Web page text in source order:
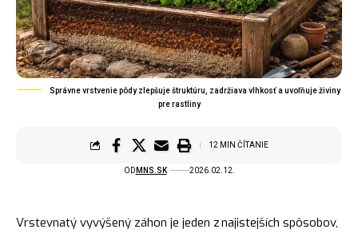
Správne vrstvenie pôdy zlepšuje štruktúru, zadržiava vlhkosť a uvoľňuje živiny
pre rastliny
OD MNS.SK 2026.02.12.
12 MIN ČÍTANIE
Vrstevnatý vyvýšený záhon je jeden z najistejších spôsobov,